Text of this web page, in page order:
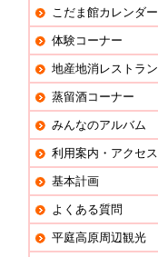
こだま館カレンダー
体験コーナー
地産地消レストラン
蒸留酒コーナー
みんなのアルバム
利用案内・アクセス
基本計画
よくある質問
平庭高原周辺観光